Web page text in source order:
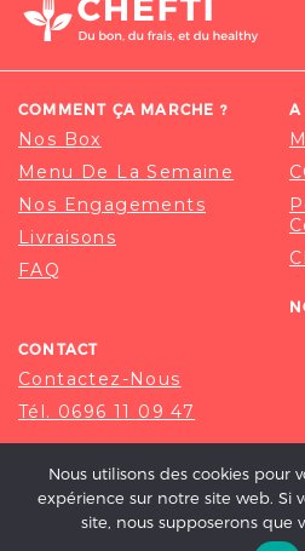
COMMENT ÇA MARCHE ?
Nos Box
Menu De La Semaine
Nos Engagements
Livraisons
FAQ
A
CONTACT
Contactez-Nous
Tél. 0696 11 09 47
Nous utilisons des cookies pour
expérience sur notre site web. Si
site, nous supposerons que